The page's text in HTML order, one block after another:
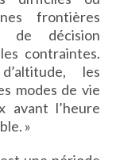
frontières
de décision
contraintes.
les
modes de vie
avant l’heure
»